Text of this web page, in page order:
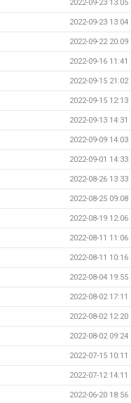
2022-09-23 13:05
2022-09-23 13:04
2022-09-22 20:09
2022-09-16 11:41
2022-09-15 21:02
2022-09-15 12:13
2022-09-13 14:31
2022-09-09 14:03
2022-09-01 14:33
2022-08-26 13:33
2022-08-25 09:08
2022-08-19 12:06
2022-08-11 11:06
2022-08-11 10:16
2022-08-04 19:55
2022-08-02 17:11
2022-08-02 12:20
2022-08-02 09:24
2022-07-15 10:11
2022-07-12 14:11
2022-06-20 18:56